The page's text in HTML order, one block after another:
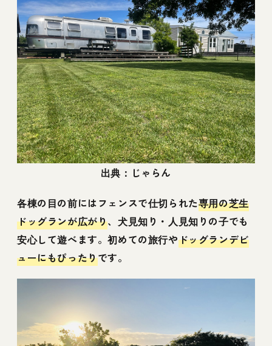
出典：じゃらん
各棟の目の前にはフェンスで仕切られた専用の芝生
ドッグランが広がり、犬見知り・人見知りの子でも
安心して遊べます。初めての旅行やドッグランデビ
ューにもぴったりです。